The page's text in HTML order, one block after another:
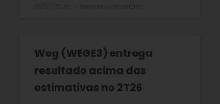
Weg (WEGE3) entrega
resultado acima das
estimativas no 2T26